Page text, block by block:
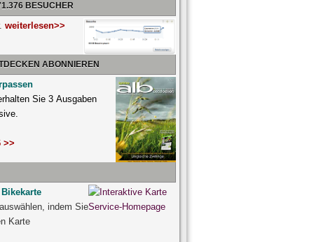
BESUCHER
weiterlesen>>
ABONNIEREN
Sie 3 Ausgaben
>>
indem Sie
Karte